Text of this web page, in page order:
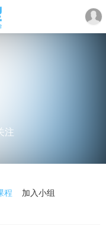
注
程
加入小组